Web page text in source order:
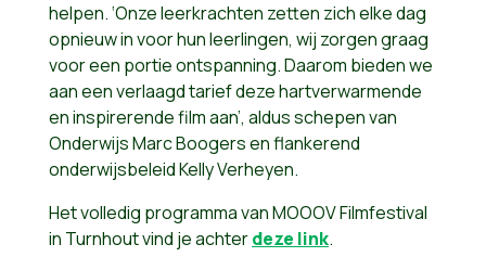
helpen. ‘Onze leerkrachten zetten zich elke dag
opnieuw in voor hun leerlingen, wij zorgen graag
voor een portie ontspanning. Daarom bieden we
aan een verlaagd tarief deze hartverwarmende
en inspirerende film aan’, aldus schepen van
Onderwijs Marc Boogers en flankerend
onderwijsbeleid Kelly Verheyen.
Het volledig programma van MOOOV Filmfestival
in Turnhout vind je achterdeze link.